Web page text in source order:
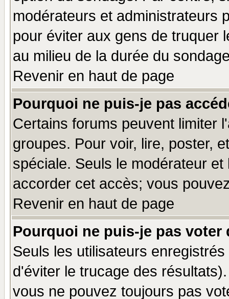
modérateurs et administrateurs
pour éviter aux gens de truquer
au milieu de la durée du
Revenir en haut de page
Pourquoi ne puis-je pas
Certains forums peuvent limiter
groupes. Pour voir, lire, poster,
spéciale. Seuls le modérateur
accorder cet accès; vous
Revenir en haut de page
Pourquoi ne puis-je pas voter
Seuls les utilisateurs
d'éviter le trucage des
vous ne pouvez toujours pas